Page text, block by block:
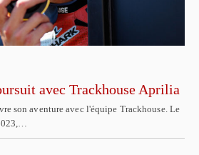
avec Trackhouse Aprilia
son aventure avec l'équipe Trackhouse. Le